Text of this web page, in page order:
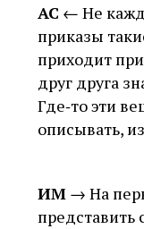
АС ← Не
приказы
приходит
друг друга
Где‑то эти
описывать,
ИМ → На
представить